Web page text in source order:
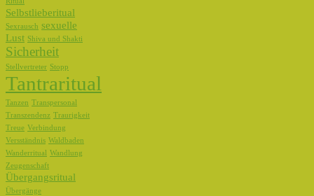
Selbstlieberitual
Sexrausch sexuelle
Lust Shiva und Shakti
Sicherheit
Stellvertreter Stopp
Tantraritual
Tanzen Transpersonal
Transzendenz Traurigkeit
Treue Verbindung
Versständnis Waldbaden
Wanderritual Wandlung
Zeugenschaft
Übergangsritual
Übergänge